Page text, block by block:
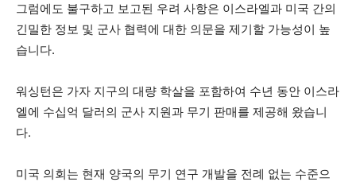
그럼에도 불구하고 보고된 우려 사항은 이스라엘과 미국 간의
긴밀한 정보 및 군사 협력에 대한 의문을 제기할 가능성이 높
습니다.
워싱턴은 가자 지구의 대량 학살을 포함하여 수년 동안 이스라
엘에 수십억 달러의 군사 지원과 무기 판매를 제공해 왔습니
다.
미국 의회는 현재 양국의 무기 연구 개발을 전례 없는 수준으